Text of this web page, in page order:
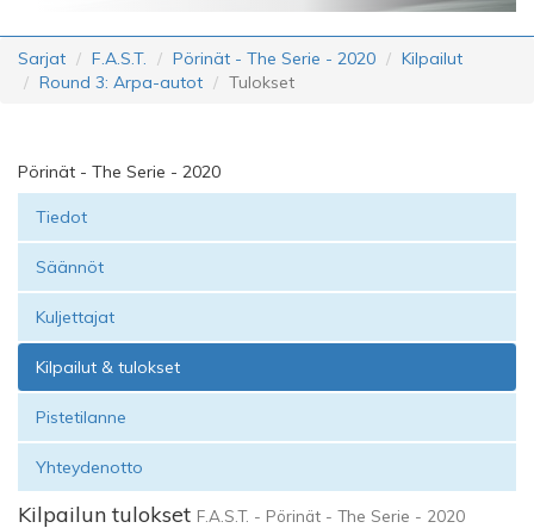
Sarjat F.A.S.T. Pörinät - The Serie - 2020
Kilpailut
Round 3: Arpa-autot
Tulokset
Pörinät - The Serie - 2020
Tiedot
Säännöt
Kuljettajat
Kilpailut & tulokset
Pistetilanne
Yhteydenotto
Kilpailun tulokset F.A.S.T. - Pörinät - The Serie - 2020